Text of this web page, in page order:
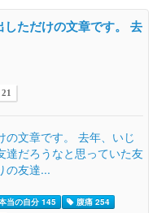
しただけの文章です。 去
の文章です。 去年、いじ
達だろうなと思っていた友
の友達...
当の自分 145
腹痛 254